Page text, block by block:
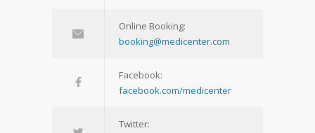
Online Booking:
booking@medicenter.com
Facebook:
facebook.com/medicenter
Twitter: